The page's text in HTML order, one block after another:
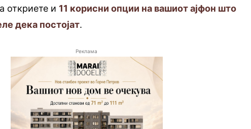
откриете и 11 корисни опции на вашиот ајфон што
дека постојат.
Реклама